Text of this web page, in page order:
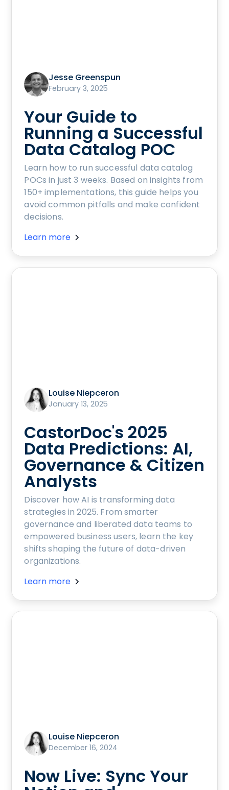
Jesse Greenspun
February 3, 2025
Your Guide to
Running a Successful
Data Catalog POC
Learn how to run successful data catalog
POCs in just 3 weeks. Based on insights from
150+ implementations, this guide helps you
avoid common pitfalls and make confident
decisions.
Learn more
Louise Niepceron
January 13, 2025
CastorDoc's 2025
Data Predictions: AI,
Governance & Citizen
Analysts
Discover how AI is transforming data
strategies in 2025. From smarter
governance and liberated data teams to
empowered business users, learn the key
shifts shaping the future of data-driven
organizations.
Learn more
Louise Niepceron
December 16, 2024
Now Live: Sync Your